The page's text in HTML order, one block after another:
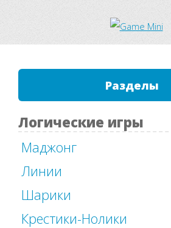
Разделы
Логические игры
Маджонг
Линии
Шарики
Крестики-Нолики